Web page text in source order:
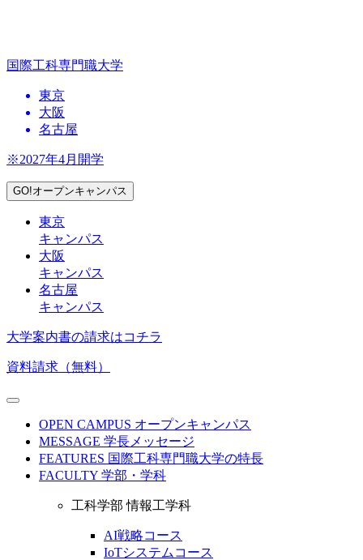
国際工科専門職大学
東京
大阪
名古屋
※2027年4月開学
GO!オープンキャンパス
東京
キャンパス
大阪
キャンパス
名古屋
キャンパス
大学案内書の請求はコチラ
資料請求（無料）
OPEN CAMPUS オープンキャンパス
MESSAGE 学長メッセージ
FEATURES 国際工科専門職大学の特長
FACULTY 学部・学科
工科学部 情報工学科
AI戦略コース
IoTシステムコース